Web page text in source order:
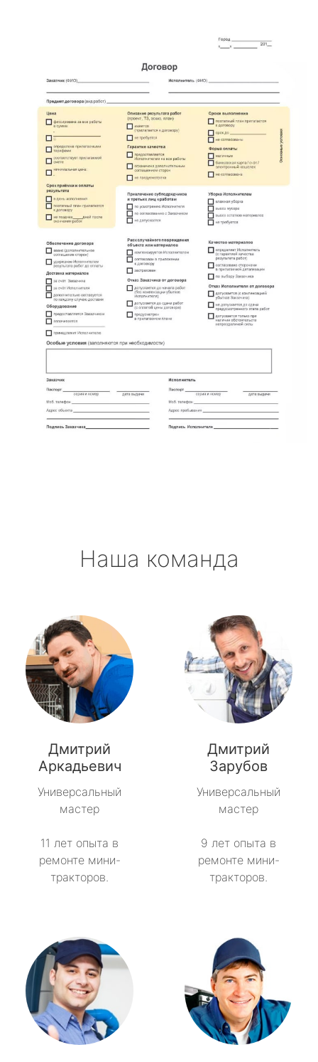
Наша команда
Дмитрий
Аркадьевич
Универсальный
мастер
11 лет опыта в
ремонте мини-
тракторов.
Дмитрий
Зарубов
Универсальный
мастер
9 лет опыта в
ремонте мини-
тракторов.